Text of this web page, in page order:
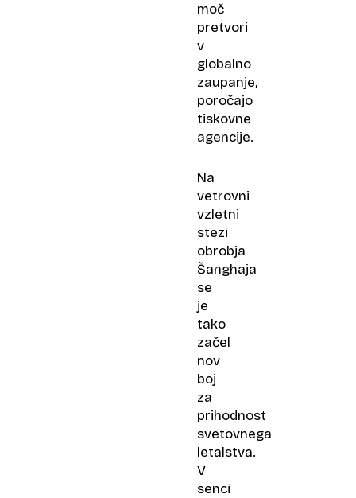
moč
pretvori
v
globalno
zaupanje,
poročajo
tiskovne
agencije.
Na
vetrovni
vzletni
stezi
obrobja
Šanghaja
se
je
tako
začel
nov
boj
za
prihodnost
svetovnega
letalstva.
V
senci